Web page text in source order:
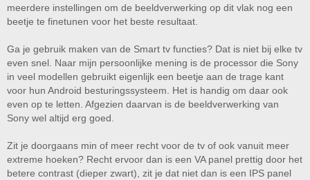
meerdere instellingen om de beeldverwerking op dit vlak nog een
beetje te finetunen voor het beste resultaat.
Ga je gebruik maken van de Smart tv functies? Dat is niet bij elke tv
even snel. Naar mijn persoonlijke mening is de processor die Sony
in veel modellen gebruikt eigenlijk een beetje aan de trage kant
voor hun Android besturingssysteem. Het is handig om daar ook
even op te letten. Afgezien daarvan is de beeldverwerking van
Sony wel altijd erg goed.
Zit je doorgaans min of meer recht voor de tv of ook vanuit meer
extreme hoeken? Recht ervoor dan is een VA panel prettig door het
betere contrast (dieper zwart), zit je dat niet dan is een IPS panel